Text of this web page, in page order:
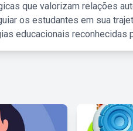
que valorizam relações
os estudantes em sua
educacionais reconhecidas